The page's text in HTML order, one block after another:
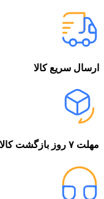
ارسال سریع کالا
مهلت ۷ روز بازگشت کالا